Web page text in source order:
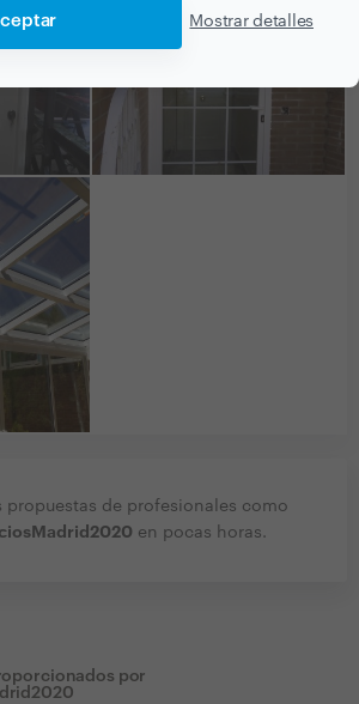
Mostrar detalles
propuestas de profesionales como
en pocas horas.
por